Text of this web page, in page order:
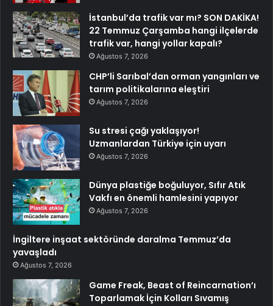
İstanbul’da trafik var mı? SON DAKİKA!
22 Temmuz Çarşamba hangi ilçelerde
trafik var, hangi yollar kapalı?
Ağustos 7, 2026
CHP’li Sarıbal’dan orman yangınları ve
tarım politikalarına eleştiri
Ağustos 7, 2026
Su stresi çağı yaklaşıyor!
Uzmanlardan Türkiye için uyarı
Ağustos 7, 2026
Dünya plastiğe boğuluyor, Sıfır Atık
Vakfı en önemli hamlesini yapıyor
Ağustos 7, 2026
İngiltere inşaat sektöründe daralma Temmuz’da
yavaşladı
Ağustos 7, 2026
Game Freak, Beast of Reincarnation’ı
Toparlamak İçin Kolları Sıvamış